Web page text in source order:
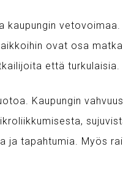
kaupungin
ovat osa
että turkulaisia.
Kaupungin
ja tapahtumia. Myös